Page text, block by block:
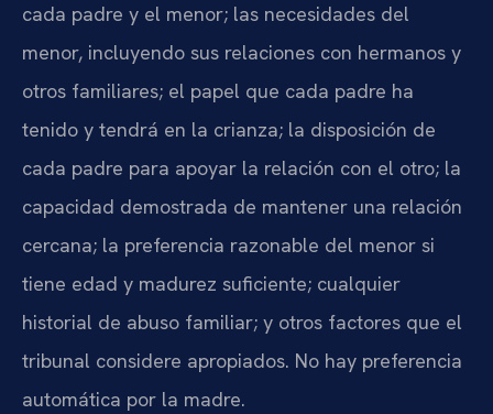
cada padre y el menor; las necesidades del
menor, incluyendo sus relaciones con hermanos y
otros familiares; el papel que cada padre ha
tenido y tendrá en la crianza; la disposición de
cada padre para apoyar la relación con el otro; la
capacidad demostrada de mantener una relación
cercana; la preferencia razonable del menor si
tiene edad y madurez suficiente; cualquier
historial de abuso familiar; y otros factores que el
tribunal considere apropiados. No hay preferencia
automática por la madre.